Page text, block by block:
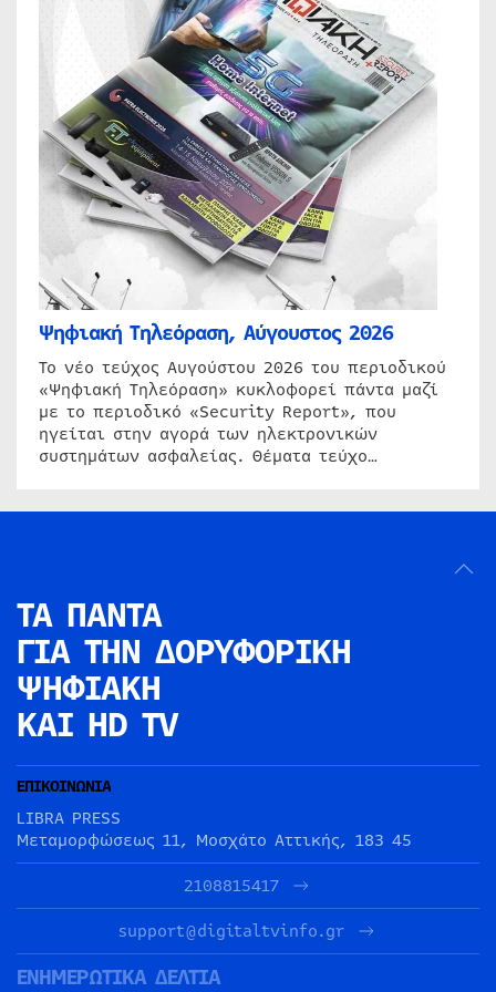
Ψηφιακή Τηλεόραση, Αύγουστος 2026
Το νέο τεύχος Αυγούστου 2026 του περιοδικού
«Ψηφιακή Τηλεόραση» κυκλοφορεί πάντα μαζί
με το περιοδικό «Security Report», που
ηγείται στην αγορά των ηλεκτρονικών
συστημάτων ασφαλείας. Θέματα τεύχο…
ΤΑ ΠΑΝΤΑ
ΓΙΑ ΤΗΝ ΔΟΡΥΦΟΡΙΚΗ
ΨΗΦΙΑΚΗ
ΚΑΙ HD TV
ΕΠΙΚΟΙΝΩΝΙΑ
LIBRA PRESS
Μεταμορφώσεως 11, Μοσχάτο Αττικής, 183 45
2108815417
support@digitaltvinfo.gr
ΕΝΗΜΕΡΩΤΙΚΑ ΔΕΛΤΙΑ